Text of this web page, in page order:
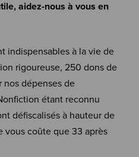
aidez-nous à vous en
indispensables à la vie de
rigoureuse, 250 dons de
nos dépenses de
étant reconnu
défiscalisés à hauteur de
vous coûte que 33 après